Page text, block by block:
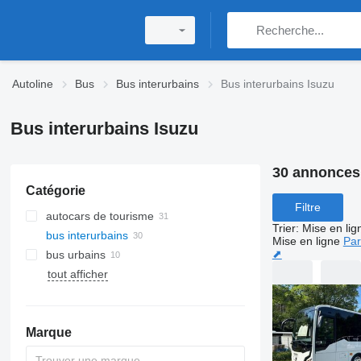
Autoline Bus Bus interurbains Bus interurbains Isuzu
Bus interurbains Isuzu
Catégorie
autocars de tourisme
bus interurbains
bus urbains
tout afficher
Marque
30
Filtre
Trier: Mise en
Mise en ligne
⬈